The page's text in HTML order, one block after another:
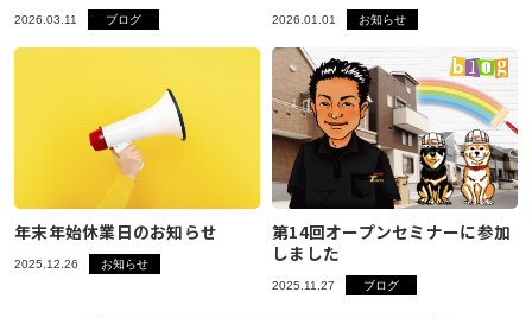
2026.03.11 ブログ 2026.01.01 お知らせ
年末年始休業日のお知らせ
2025.12.26 お知らせ
第14回オープンセミナーに参加
しました
2025.11.27 ブログ